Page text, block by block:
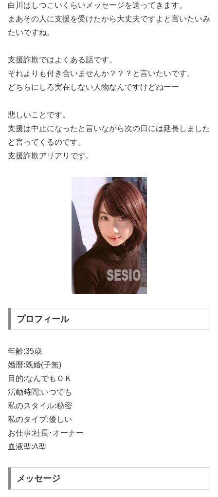
白川はしつこいくらいメッセージを送ってきます。
まあその人に支援を受けたから大丈夫ですよと言いたいみ
たいですね。
支援詐欺ではよくある話です。
それよりも付き合いませんか？？？と言いたいです。
どちらにしろ実在しない人物なんですけどねーー
悲しいことです。
支援は中止になったと言いながら次の日には延長しました
と言ってくるのです。
支援詐欺アリアリです。
プロフィール
年齢:35歳
婚暦:既婚(子無)
目的:なんでもＯＫ
活動時間:いつでも
私のスタイル:秘密
私のタイプ:優しい
お仕事:社長･オーナー
血液型:A型
メッセージ